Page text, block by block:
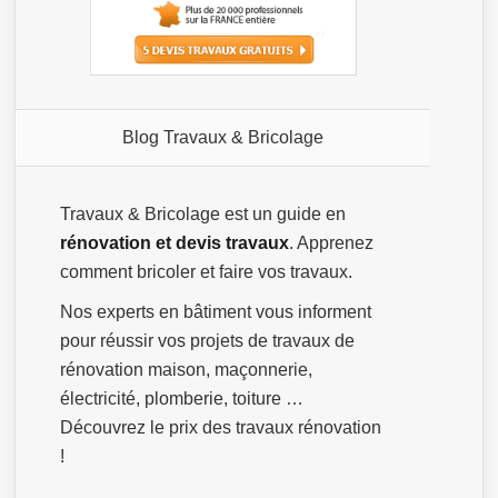
Blog Travaux & Bricolage
Travaux & Bricolage est un guide en
rénovation et devis travaux. Apprenez
comment bricoler et faire vos travaux.
Nos experts en bâtiment vous informent
pour réussir vos projets de travaux de
rénovation maison, maçonnerie,
électricité, plomberie, toiture …
Découvrez le prix des travaux rénovation
!